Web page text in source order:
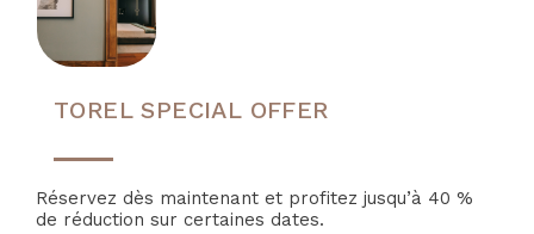
TOREL SPECIAL OFFER
Réservez dès maintenant et profitez jusqu’à 40 %
de réduction sur certaines dates.